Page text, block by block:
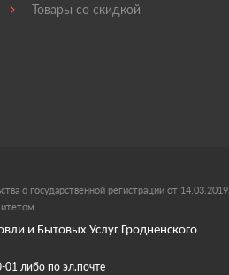
Товары со скидкой
о государственной регистрации от 14.03.2019,
и Бытовых Услуг Гродненского
либо по эл.почте